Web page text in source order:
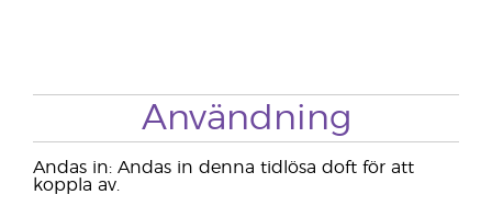
Användning
Andas in: Andas in denna tidlösa doft för att
koppla av.